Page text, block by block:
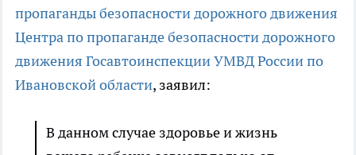
пропаганды безопасности дорожного движения
Центра по пропаганде безопасности дорожного
движения Госавтоинспекции УМВД России по
Ивановской области, заявил:
В данном случае здоровье и жизнь